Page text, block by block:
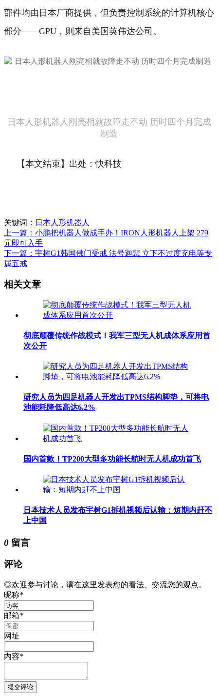
部件均由日本厂商提供，但负责控制系统的计算机核心
部分——GPU，则来自美国英伟达公司。
日本人形机器人刚亮相就故障走不动 历时四个月完成
制造
【本文结束】出处：快科技
关键词： 日本人形机器人
上一篇：小鹏把机器人做成手办！IRON人形机器人上架 279
元即可入手
下一篇：宇树G1韩国佛门受戒 法号迦悲 立下不过度充电等专
属五戒
相关文章
彻底颠覆传统作战模式！我军三型无人机成体系应用首
次公开
研究人员为四足机器人开发出TPMS结构脚垫，可将电
池能耗降低高达6.2%
国内首款！TP200大型多功能长航时无人机成功首飞
日本技术人员发布宇树G1拆机视频后认输：短期内赶不
上中国
0 留言
评论
◎欢迎参与讨论，请在这里发表您的看法、交流您的观点。
昵称*
邮箱*
网址
内容*